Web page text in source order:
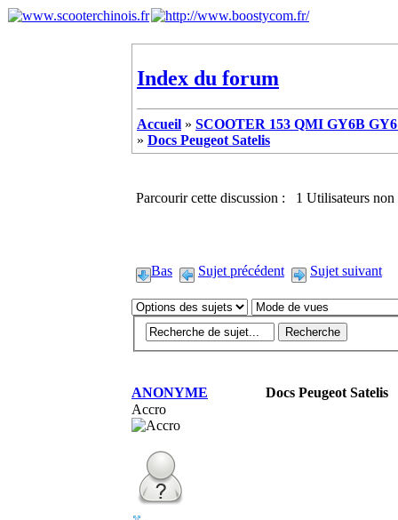
Index du forum
Accueil » SCOOTER 153 QMI GY6B
» Docs Peugeot Satelis
Parcourir cette discussion : 1 Utilisateurs non
Bas Sujet précédent Sujet suivant
ANONYME
Docs Peugeot Satelis
Accro